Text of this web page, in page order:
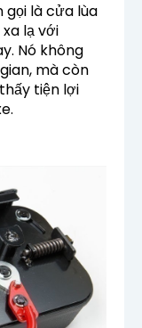
gọi là cửa lùa
lạ với
Nó không
mà còn
tiện lợi